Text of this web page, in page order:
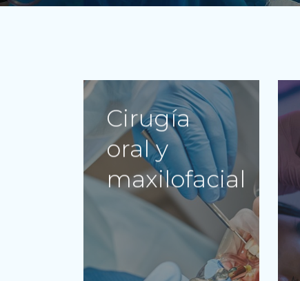
Cirugía
oral y
maxilofacial